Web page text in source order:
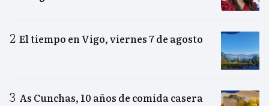
El tiempo en Vigo, viernes 7 de agosto
As Cunchas, 10 años de comida casera